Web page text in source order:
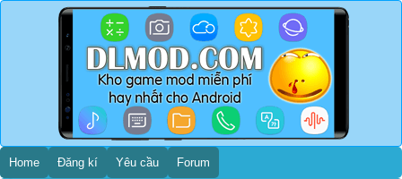
Home Đăng kí Yêu cầu
Forum